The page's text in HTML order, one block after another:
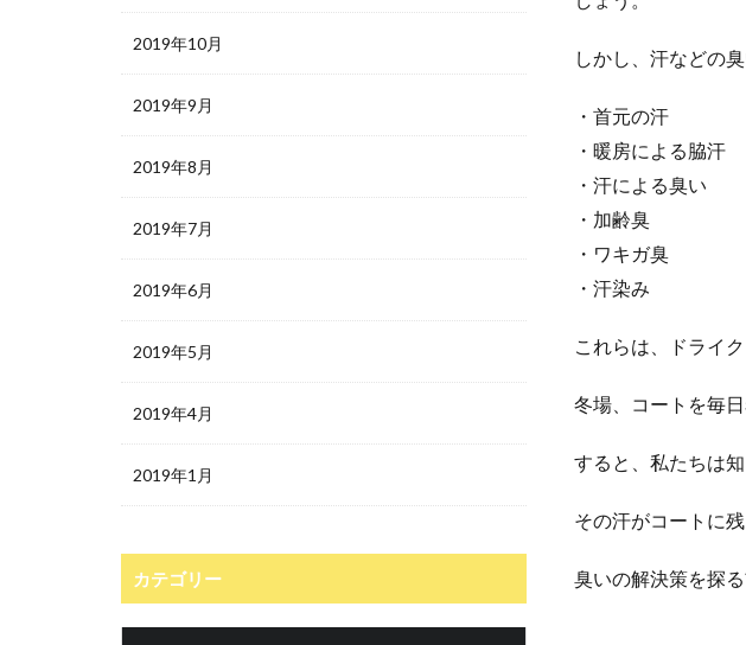
しかし、汗などの
・首元の汗
・暖房による脇汗
・汗による臭い
・加齢臭
・ワキガ臭
・汗染み
これらは、ドライ
冬場、コートを毎
すると、私たちは
その汗がコートに
臭いの解決策を探
2019年10月
2019年9月
2019年8月
2019年7月
2019年6月
2019年5月
2019年4月
2019年1月
カテゴリー